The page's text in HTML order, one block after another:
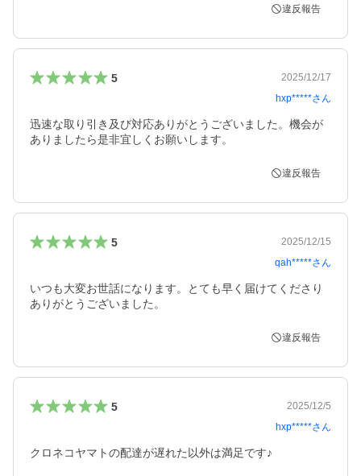
違反報告
5
2025/12/17
hxp*****さん
迅速な取り引き及び対応ありがとうございました。機会が
ありましたら是非宜しくお願いします。
違反報告
5
2025/12/15
qah*****さん
いつも大変お世話になります。とても早く届けてくださり
ありがとうございました。
違反報告
5
2025/12/5
hxp*****さん
クロネコヤマトの配達が遅れた以外は満足です♪